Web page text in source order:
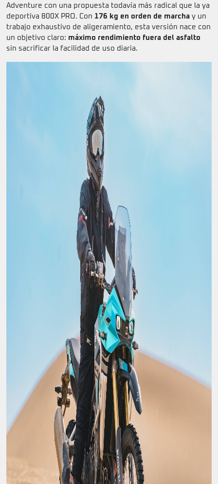
Adventure con una propuesta todavía más radical que la ya
deportiva 800X PRO. Con 176 kg en orden de marcha y un
trabajo exhaustivo de aligeramiento, esta versión nace con
un objetivo claro: máximo rendimiento fuera del asfalto
sin sacrificar la facilidad de uso diaria.